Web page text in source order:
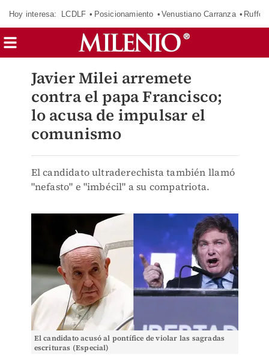
Hoy interesa: LCDLF Posicionamiento Venustiano Carranza Ruffo
Javier Milei arremete
contra el papa Francisco;
lo acusa de impulsar el
comunismo
El candidato ultraderechista también llamó
"nefasto" e "imbécil" a su compatriota.
El candidato acusó al pontífice de violar las sagradas
escrituras (Especial)